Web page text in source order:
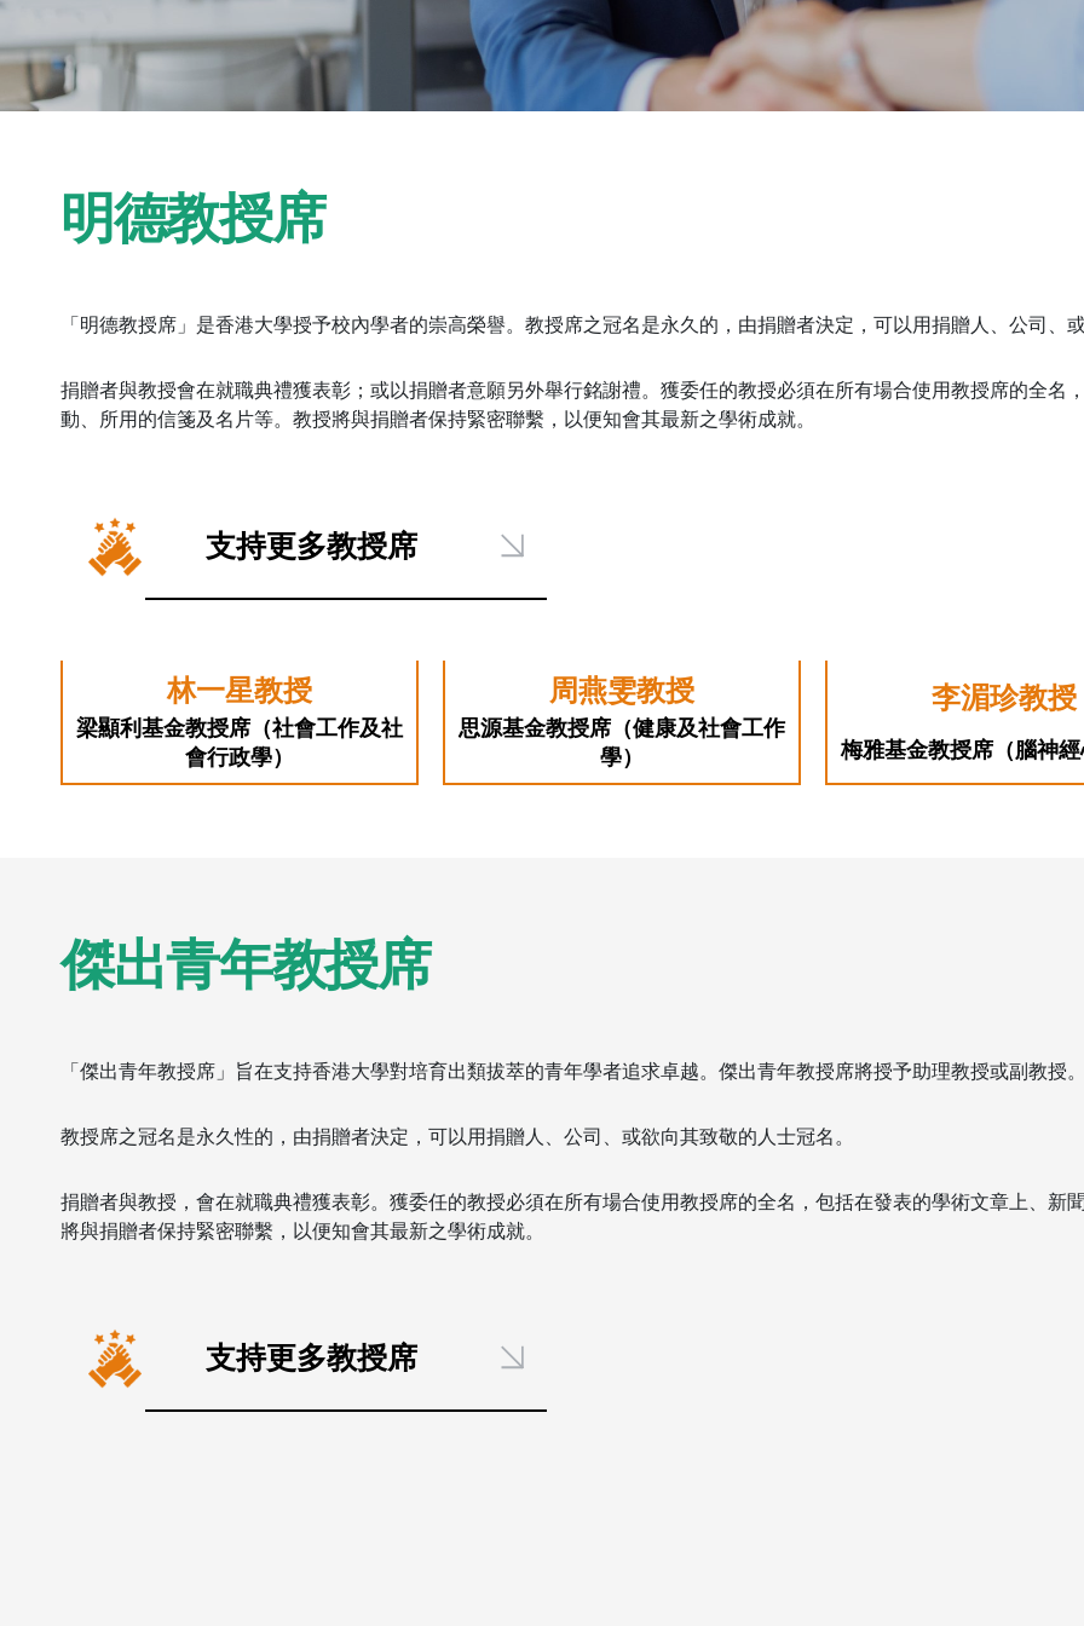
明德教授席
「明德教授席」是香港大學授予校內學者的崇高榮譽。教授席之冠名是永久的，由捐贈者決定，可以用捐贈人、公司、
捐贈者與教授會在就職典禮獲表彰；或以捐贈者意願另外舉行銘謝禮。獲委任的教授必須在所有場合使用教授席的全名
動、所用的信箋及名片等。教授將與捐贈者保持緊密聯繫，以便知會其最新之學術成就。
支持更多教授席
林一星教授
梁顯利基金教授席（社會工作及社
會行政學）
周燕雯教授
思源基金教授席（健康及社會工作
學）
李湄珍教授
梅雅基金教授席（腦神經
傑出青年教授席
「傑出青年教授席」旨在支持香港大學對培育出類拔萃的青年學者追求卓越。傑出青年教授席將授予助理教授或副教授。
教授席之冠名是永久性的，由捐贈者決定，可以用捐贈人、公司、或欲向其致敬的人士冠名。
捐贈者與教授，會在就職典禮獲表彰。獲委任的教授必須在所有場合使用教授席的全名，包括在發表的學術文章上、新
將與捐贈者保持緊密聯繫，以便知會其最新之學術成就。
支持更多教授席